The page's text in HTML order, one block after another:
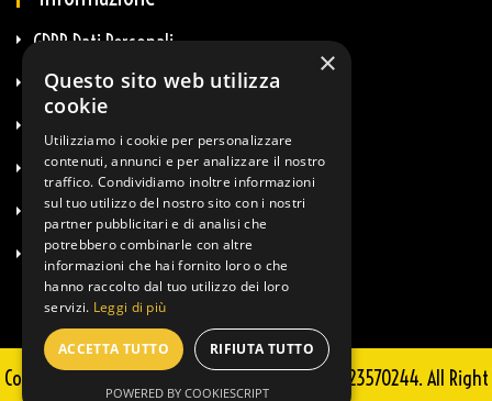
GDPR Dati Personali
GDPR E-Commerce
Termini & Condizioni
Diritto Di Recesso
Info Spedizioni
Copyright © 2025 Guglielmi Sportkit - P.IVA 02723570244. All Right
×
Questo sito web utilizza
cookie
Utilizziamo i cookie per personalizzare
contenuti, annunci e per analizzare il nostro
traffico. Condividiamo inoltre informazioni
sul tuo utilizzo del nostro sito con i nostri
partner pubblicitari e di analisi che
potrebbero combinarle con altre
informazioni che hai fornito loro o che
hanno raccolto dal tuo utilizzo dei loro
servizi. Leggi di più
ACCETTA TUTTO RIFIUTA TUTTO
POWERED BY COOKIESCRIPT